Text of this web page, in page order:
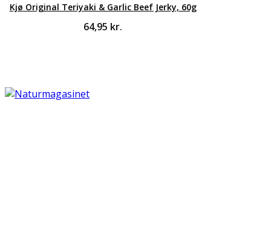
Kjø Original Teriyaki & Garlic Beef Jerky, 60g
64,95 kr.